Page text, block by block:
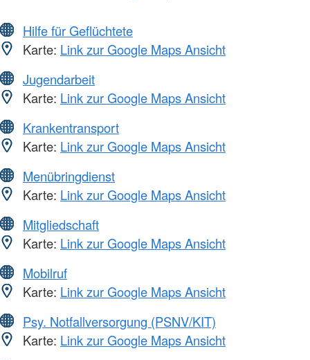
Hilfe für Geflüchtete
Karte: Link zur Google Maps Ansicht
Jugendarbeit
Karte: Link zur Google Maps Ansicht
Krankentransport
Karte: Link zur Google Maps Ansicht
Menübringdienst
Karte: Link zur Google Maps Ansicht
Mitgliedschaft
Karte: Link zur Google Maps Ansicht
Mobilruf
Karte: Link zur Google Maps Ansicht
Psy. Notfallversorgung (PSNV/KIT)
Karte: Link zur Google Maps Ansicht